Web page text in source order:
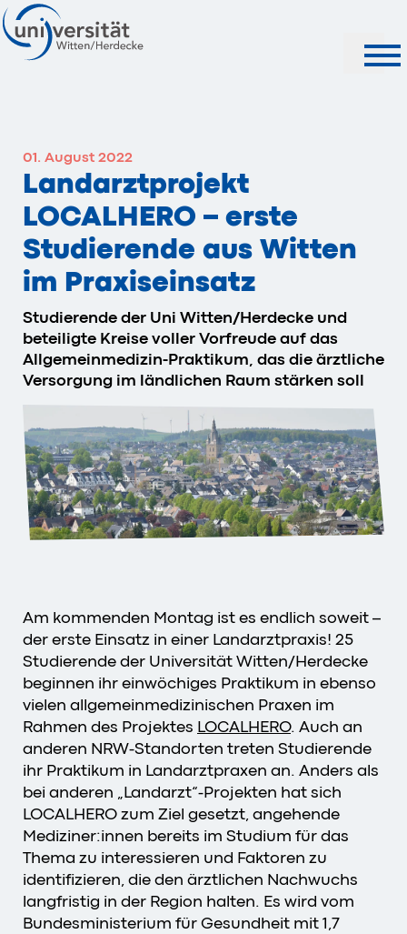
01. August 2022
Landarztprojekt
LOCALHERO – erste
Studierende aus Witten
im Praxiseinsatz
Studierende der Uni Witten/Herdecke und
beteiligte Kreise voller Vorfreude auf das
Allgemeinmedizin-Praktikum, das die ärztliche
Versorgung im ländlichen Raum stärken soll
Am kommenden Montag ist es endlich soweit –
der erste Einsatz in einer Landarztpraxis! 25
Studierende der Universität Witten/Herdecke
beginnen ihr einwöchiges Praktikum in ebenso
vielen allgemeinmedizinischen Praxen im
Rahmen des Projektes LOCALHERO. Auch an
anderen NRW-Standorten treten Studierende
ihr Praktikum in Landarztpraxen an. Anders als
bei anderen „Landarzt“-Projekten hat sich
LOCALHERO zum Ziel gesetzt, angehende
Mediziner:innen bereits im Studium für das
Thema zu interessieren und Faktoren zu
identifizieren, die den ärztlichen Nachwuchs
langfristig in der Region halten. Es wird vom
Bundesministerium für Gesundheit mit 1,7